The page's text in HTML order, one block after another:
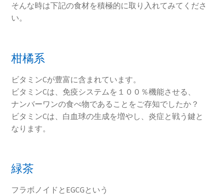
そんな時は下記の食材を積極的に取り入れてみてくださ
い。
柑橘系
ビタミンCが豊富に含まれています。
ビタミンCは、免疫システムを１００％機能させる、
ナンバーワンの食べ物であることをご存知でしたか？
ビタミンCは、白血球の生成を増やし、炎症と戦う鍵と
なります。
緑茶
フラボノイドとEGCGという